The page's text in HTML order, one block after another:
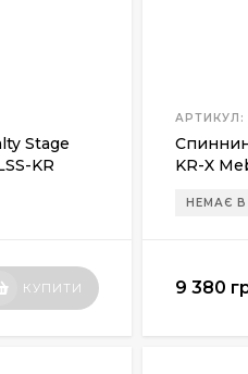
Stage
KR
КУПИТИ
АРТИКУЛ:
KR-X
НЕМАЄ
9 380